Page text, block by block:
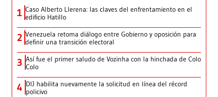
1 Caso Alberto Llerena: las claves del enfrentamiento en el
edificio Hatillo
2 Venezuela retoma diálogo entre Gobierno y oposición para
definir una transición electoral
3 Así fue el primer saludo de Vozinha con la hinchada de Colo
Colo
4 DIJ habilita nuevamente la solicitud en línea del récord
policivo